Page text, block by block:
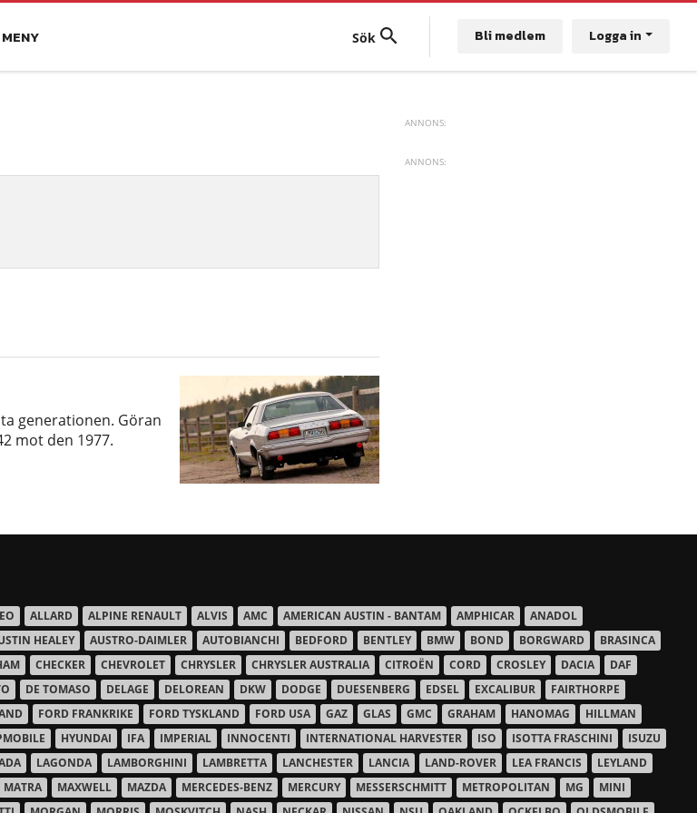
MENY Bli medlem Logga in
generationen. Göran
mot den 1977.
ALLARD ALPINE RENAULT ALVIS AMC AMERICAN AUSTIN - BANTAM AMPHICAR
ANADOL
HEALEY AUSTRO-DAIMLER AUTOBIANCHI BEDFORD BENTLEY BMW BOND BORGWARD
BRASINCA
CHECKER CHEVROLET CHRYSLER CHRYSLER AUSTRALIA CITROËN CORD CROSLEY DACIA
DAF
DE TOMASO DELAGE DELOREAN DKW DODGE DUESENBERG EDSEL EXCALIBUR
FAIRTHORPE
FORD FRANKRIKE FORD TYSKLAND FORD USA GAZ GLAS GMC GRAHAM HANOMAG
HILLMAN
HYUNDAI IFA IMPERIAL INNOCENTI INTERNATIONAL HARVESTER ISO ISOTTA FRASCHINI
ISUZU
LAGONDA LAMBORGHINI LAMBRETTA LANCHESTER LANCIA LAND-ROVER LEA FRANCIS
LEYLAND
MATRA MAXWELL MAZDA MERCEDES-BENZ MERCURY MESSERSCHMITT METROPOLITAN MG
MINI